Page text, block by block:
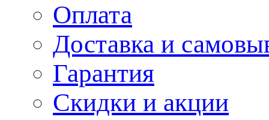
Оплата
Доставка и
Гарантия
Скидки и акции